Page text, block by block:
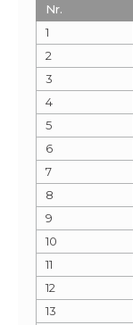
Nr.
1
2
3
4
5
6
7
8
9
10
11
12
13